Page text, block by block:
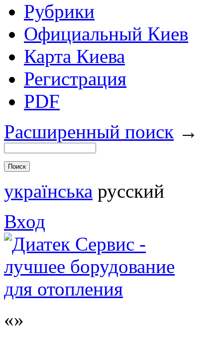
Рубрики
Официальный Киев
Карта Киева
Регистрация
PDF
Расширенный поиск →
українська русский
Вход